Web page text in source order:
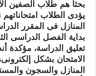
بحثا هم طلاب الصفين
يؤدى الطلاب امتحاناتهم
المنازل فى المقرر
تعليق الدراسة، مؤكدة
الامتحان بشكل
المنازل والسجون